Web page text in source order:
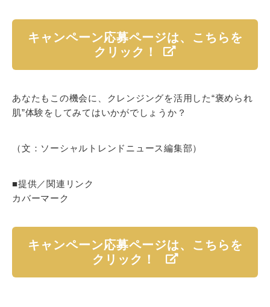
キャンペーン応募ページは、こちらを
クリック！
あなたもこの機会に、クレンジングを活用した“褒められ
肌”体験をしてみてはいかがでしょうか？
（文：ソーシャルトレンドニュース編集部）
■提供／関連リンク
カバーマーク
キャンペーン応募ページは、こちらを
クリック！